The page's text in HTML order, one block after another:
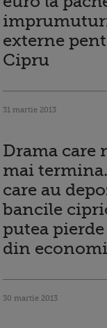
externe
Cipru
31 martie 2013
Drama care
mai
care au
bancile
putea pierde
din
30 martie 2013